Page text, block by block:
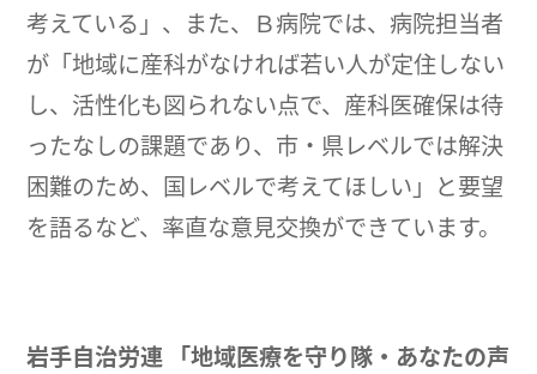
考えている」、また、Ｂ病院では、病院担当者
が「地域に産科がなければ若い人が定住しない
し、活性化も図られない点で、産科医確保は待
ったなしの課題であり、市・県レベルでは解決
困難のため、国レベルで考えてほしい」と要望
を語るなど、率直な意見交換ができています。
岩手自治労連 「地域医療を守り隊・あなたの声